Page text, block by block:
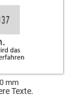
mm
Texte.